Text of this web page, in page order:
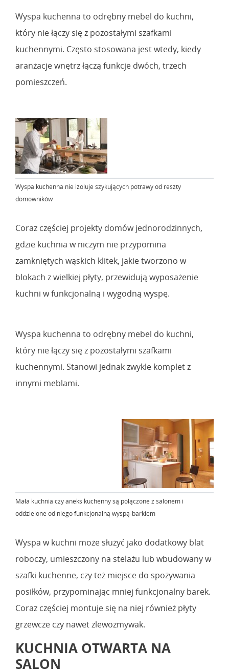
Wyspa kuchenna to odrębny mebel do kuchni,
który nie łączy się z pozostałymi szafkami
kuchennymi. Często stosowana jest wtedy, kiedy
aranżacje wnętrz łączą funkcje dwóch, trzech
pomieszczeń.
Wyspa kuchenna nie izoluje szykujących potrawy od reszty
domowników
Coraz częściej projekty domów jednorodzinnych,
gdzie kuchnia w niczym nie przypomina
zamkniętych wąskich klitek, jakie tworzono w
blokach z wielkiej płyty, przewidują wyposażenie
kuchni w funkcjonalną i wygodną wyspę.
Wyspa kuchenna to odrębny mebel do kuchni,
który nie łączy się z pozostałymi szafkami
kuchennymi. Stanowi jednak zwykle komplet z
innymi meblami.
Mała kuchnia czy aneks kuchenny są połączone z salonem i
oddzielone od niego funkcjonalną wyspą-barkiem
Wyspa w kuchni może służyć jako dodatkowy blat
roboczy, umieszczony na stelażu lub wbudowany w
szafki kuchenne, czy też miejsce do spożywania
posiłków, przypominając mniej funkcjonalny barek.
Coraz częściej montuje się na niej również płyty
grzewcze czy nawet zlewozmywak.
KUCHNIA OTWARTA NA
SALON